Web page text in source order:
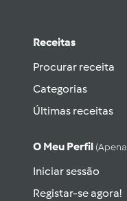
Receitas
Procurar receita
Categorias
Últimas receitas
O Meu Perfil
Iniciar sessão
Registar-se agora!